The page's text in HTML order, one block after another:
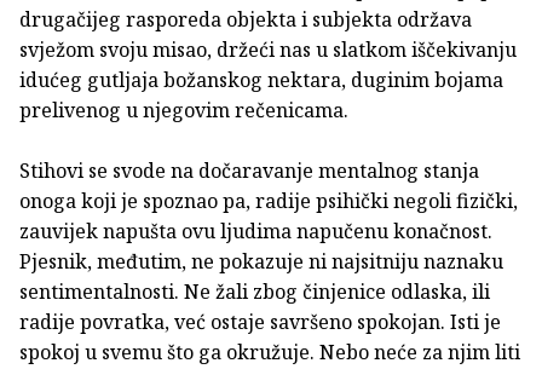
drugačijeg rasporeda objekta i subjekta održava
svježom svoju misao, držeći nas u slatkom iščekivanju
idućeg gutljaja božanskog nektara, duginim bojama
prelivenog u njegovim rečenicama.
Stihovi se svode na dočaravanje mentalnog stanja
onoga koji je spoznao pa, radije psihički negoli fizički,
zauvijek napušta ovu ljudima napučenu konačnost.
Pjesnik, međutim, ne pokazuje ni najsitniju naznaku
sentimentalnosti. Ne žali zbog činjenice odlaska, ili
radije povratka, već ostaje savršeno spokojan. Isti je
spokoj u svemu što ga okružuje. Nebo neće za njim liti